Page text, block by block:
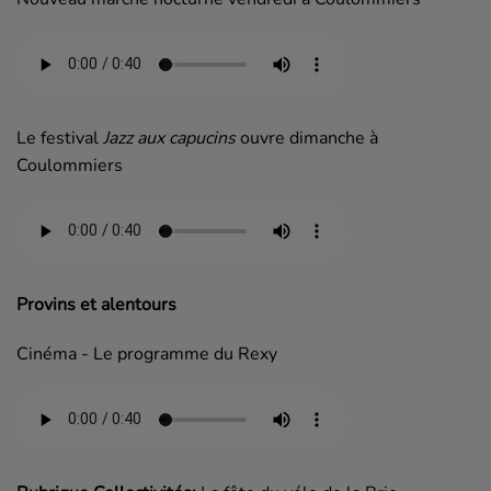
Le festivalJazz aux capucinsouvre dimanche à
Coulommiers
Provins et alentours
Cinéma - Le programme du Rexy